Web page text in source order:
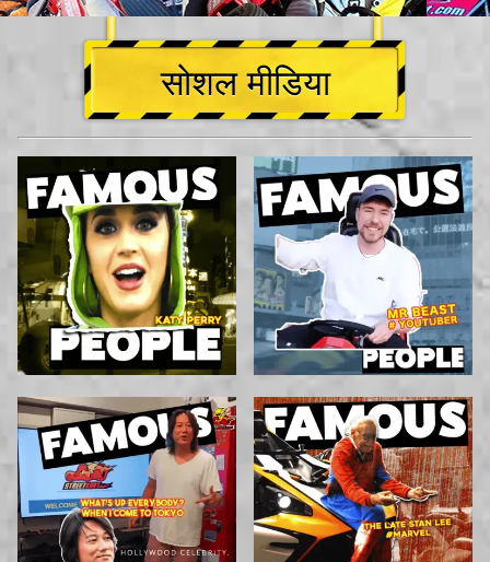
सोशल मीडिया